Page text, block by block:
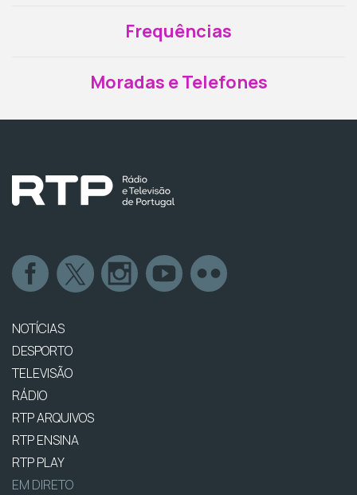
Frequências
Moradas e Telefones
NOTÍCIAS
DESPORTO
TELEVISÃO
RÁDIO
RTP ARQUIVOS
RTP ENSINA
RTP PLAY
EM DIRETO